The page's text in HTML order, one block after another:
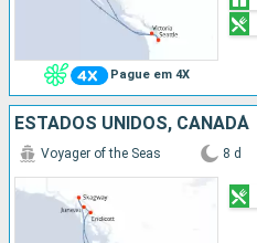
Pague em 4X
ESTADOS UNIDOS, CANADÁ
Voyager of the Seas 8 d